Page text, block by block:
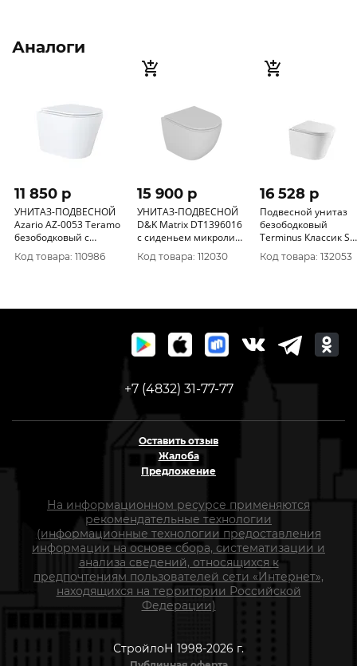
Аналоги
11 850 p
УНИТАЗ-ПОДВЕСНОЙ
Azario AZ-0053 Teramo
безободковый с
сиденьем микролифт
Код товара: 110986
15 900 p
УНИТАЗ-ПОДВЕСНОЙ
D&K Matrix DT1396016
с сиденьем микролифт
Спеццена
Код товара: 112030
16 528 p
Подвесной унитаз
безободковый
Terminus Классик S
515х355 белый
Код товара: 132053
+7 (4832) 31-77-77
Оставить отзыв
Жалоба
Предложение
На информационном ресурсе применяются
рекомендательные технологии
(информационные технологии предоставления
информации на основе сбора, систематизации и
анализа сведений, относящихся к
предпочтениям пользователей сети «Интернет»,
находящихся на территории Российской
Федерации)
СтройлоН 1998-2026 г.